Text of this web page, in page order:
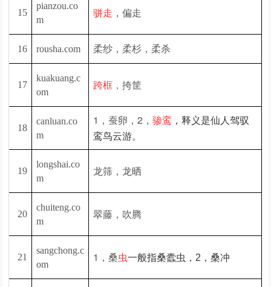
15
pianzou.co
m
骈走 ，偏走
16 rousha.com 柔纱，柔杉，柔杀
17
kuakuang.c
om
跨框，挎筐
18
canluan.co
m
1，蚕卵，2，骖鸾 ，释义是仙人驾驭
鸾鸟云游。
19
longshai.co
m
龙筛，龙晒
20
chuiteng.co
m
翠藤，吹腾
21
sangchong.c
om
1，桑虫一般指桑蠹虫，2，桑冲